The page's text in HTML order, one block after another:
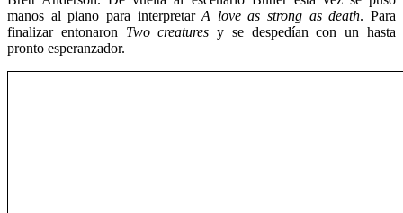
manos al piano para interpretarA love as strong as death. Para
finalizar entonaron Two creatures y se despedían con un hasta
pronto esperanzador.